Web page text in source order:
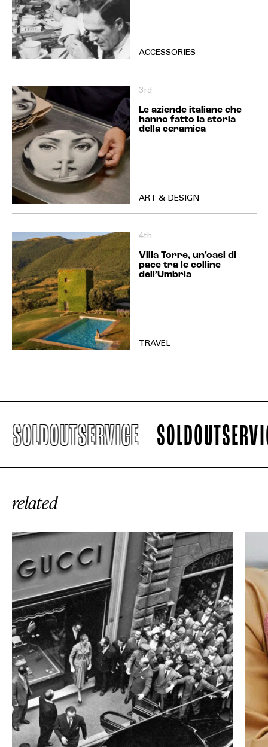
ACCESSORIES
3rd
Le aziende italiane che
hanno fatto la storia
della ceramica
ART & DESIGN
4th
Villa Torre, un’oasi di
pace tra le colline
dell’Umbria
TRAVEL
related